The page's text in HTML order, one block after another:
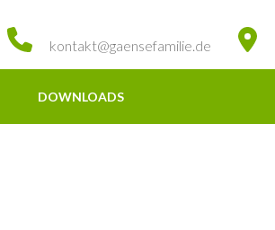
kontakt@gaensefamilie.de
DOWNLOADS